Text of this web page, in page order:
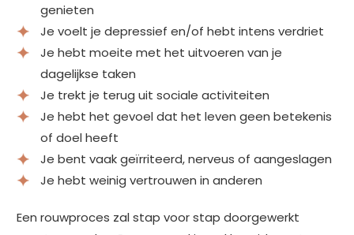
genieten
Je voelt je depressief en/of hebt intens verdriet
Je hebt moeite met het uitvoeren van je
dagelijkse taken
Je trekt je terug uit sociale activiteiten
Je hebt het gevoel dat het leven geen betekenis
of doel heeft
Je bent vaak geïrriteerd, nerveus of aangeslagen
Je hebt weinig vertrouwen in anderen
Een rouwproces zal stap voor stap doorgewerkt